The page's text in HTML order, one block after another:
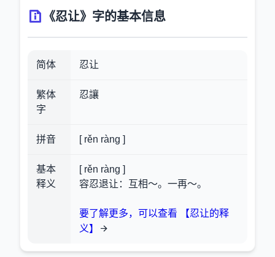
《忍让》字的基本信息
简体 忍让
繁体
字
忍讓
拼音 [ rěn ràng ]
基本
释义
[ rěn ràng ]
容忍退让：互相～。一再～。
要了解更多，可以查看 【忍让的释
义】